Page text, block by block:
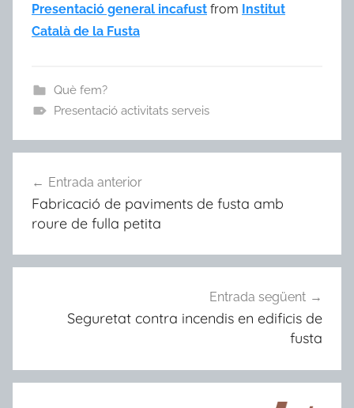
Presentació general incafust from Institut
Català de la Fusta
Què fem?
Presentació activitats serveis
d'entrades
Entrada anterior
Fabricació de paviments de fusta amb
roure de fulla petita
Entrada següent
Seguretat contra incendis en edificis de
fusta